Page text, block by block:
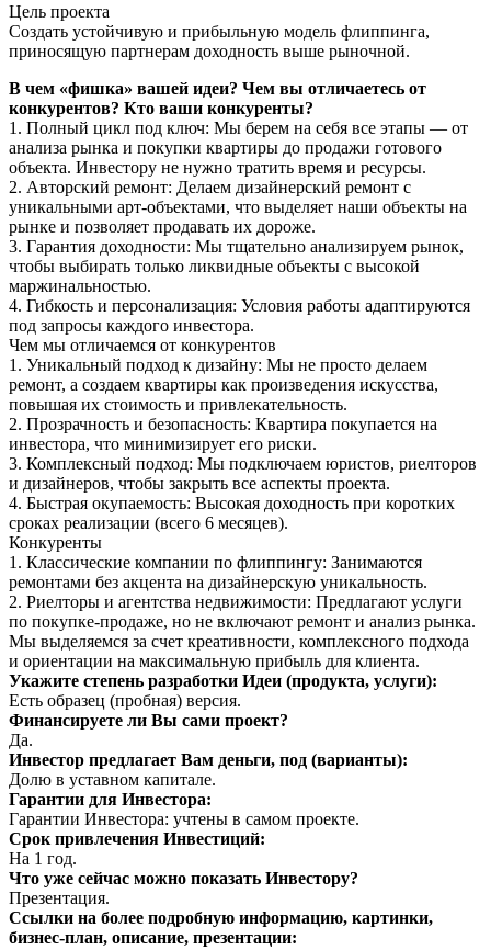
Цель проекта
Создать устойчивую и прибыльную модель флиппинга,
приносящую партнерам доходность выше рыночной.
В чем «фишка» вашей идеи? Чем вы отличаетесь от
конкурентов? Кто ваши конкуренты?
1. Полный цикл под ключ: Мы берем на себя все этапы — от
анализа рынка и покупки квартиры до продажи готового
объекта. Инвестору не нужно тратить время и ресурсы.
2. Авторский ремонт: Делаем дизайнерский ремонт с
уникальными арт-объектами, что выделяет наши объекты на
рынке и позволяет продавать их дороже.
3. Гарантия доходности: Мы тщательно анализируем рынок,
чтобы выбирать только ликвидные объекты с высокой
маржинальностью.
4. Гибкость и персонализация: Условия работы адаптируются
под запросы каждого инвестора.
Чем мы отличаемся от конкурентов
1. Уникальный подход к дизайну: Мы не просто делаем
ремонт, а создаем квартиры как произведения искусства,
повышая их стоимость и привлекательность.
2. Прозрачность и безопасность: Квартира покупается на
инвестора, что минимизирует его риски.
3. Комплексный подход: Мы подключаем юристов, риелторов
и дизайнеров, чтобы закрыть все аспекты проекта.
4. Быстрая окупаемость: Высокая доходность при коротких
сроках реализации (всего 6 месяцев).
Конкуренты
1. Классические компании по флиппингу: Занимаются
ремонтами без акцента на дизайнерскую уникальность.
2. Риелторы и агентства недвижимости: Предлагают услуги
по покупке-продаже, но не включают ремонт и анализ рынка.
Мы выделяемся за счет креативности, комплексного подхода
и ориентации на максимальную прибыль для клиента.
Укажите степень разработки Идеи (продукта, услуги):
Есть образец (пробная) версия.
Финансируете ли Вы сами проект?
Да.
Инвестор предлагает Вам деньги, под (варианты):
Долю в уставном капитале.
Гарантии для Инвестора:
Гарантии Инвестора: учтены в самом проекте.
Срок привлечения Инвестиций:
На 1 год.
Что уже сейчас можно показать Инвестору?
Презентация.
Ссылки на более подробную информацию, картинки,
бизнес-план, описание, презентации: